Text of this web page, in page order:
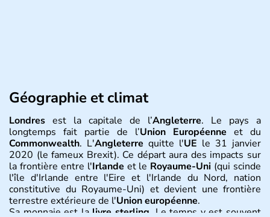
Géographie et climat
Londres est la capitale de l’Angleterre. Le pays a
longtemps fait partie de l’Union Européenne et du
Commonwealth. L'Angleterre quitte l'UE le 31 janvier
2020 (le fameux Brexit). Ce départ aura des impacts sur
la frontière entre l'Irlande et le Royaume-Uni (qui scinde
l'île d'Irlande entre l'Eire et l'Irlande du Nord, nation
constitutive du Royaume-Uni) et devient une frontière
terrestre extérieure de l'Union européenne.
Sa monnaie est lalivre sterling . Le temps y est souvent